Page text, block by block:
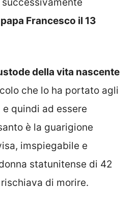
Francesco il 13
della vita nascente
che lo ha portato agli
quindi ad essere
è la guarigione
imspiegabile e
statunitense di 42
di morire.